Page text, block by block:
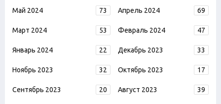
Май 2024 73 Апрель 2024 69
Март 2024 53 Февраль 2024 47
Январь 2024 22 Декабрь 2023 33
Ноябрь 2023 32 Октябрь 2023 17
Сентябрь 2023 20 Август 2023 39